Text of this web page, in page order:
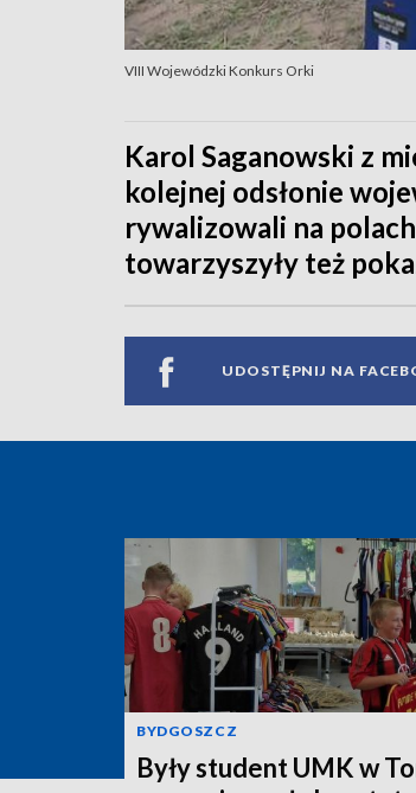
VIII Wojewódzki Konkurs Orki
Karol Saganowski z
kolejnej odsłonie
rywalizowali na
towarzyszyły też
UDOSTĘPNIJ NA
BYDGOSZCZ
Były student UMK w